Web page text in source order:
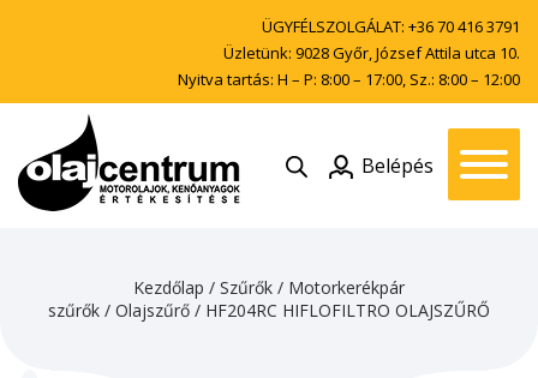
ÜGYFÉLSZOLGÁLAT: +36 70 416 3791
Üzletünk: 9028 Győr, József Attila utca 10.
Nyitva tartás: H – P: 8:00 – 17:00, Sz.: 8:00 – 12:00
Belépés
Kezdőlap / Szűrők / Motorkerékpár
szűrők / Olajszűrő / HF204RC HIFLOFILTRO OLAJSZŰRŐ